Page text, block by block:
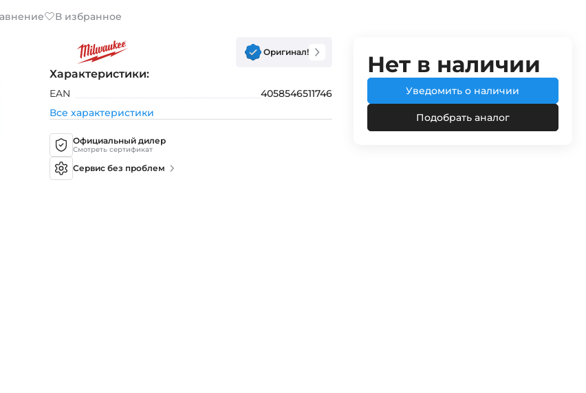
В избранное
Оригинал!
Характеристики:
EAN
4058546511746
Все характеристики
Официальный дилер
Смотреть сертификат
Сервис без проблем
Нет в наличии
Уведомить о наличии
Подобрать аналог